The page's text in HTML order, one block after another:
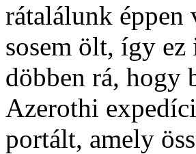
rátalálunk
sosem ölt, így
döbben rá, hogy
Azerothi
portált, amely